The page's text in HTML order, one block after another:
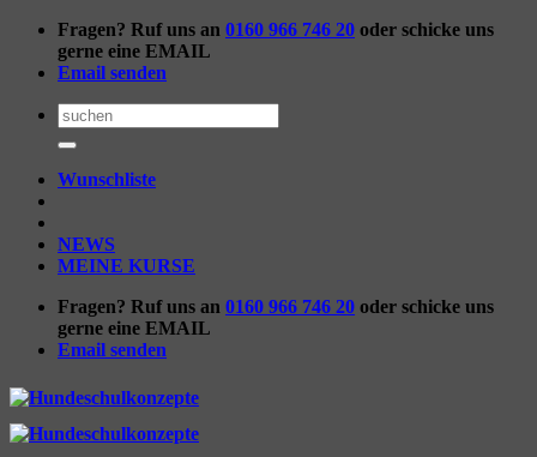
Zum
springen
Fragen? Ruf uns an 0160 966 746 20 oder schicke uns
gerne eine EMAIL
Email senden
Suchen
nach:
Wunschliste
NEWS
MEINE KURSE
Fragen? Ruf uns an 0160 966 746 20 oder schicke uns
gerne eine EMAIL
Email senden